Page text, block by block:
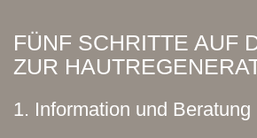
FÜNF SCHRITTE AUF
ZUR
1. Information und Beratung